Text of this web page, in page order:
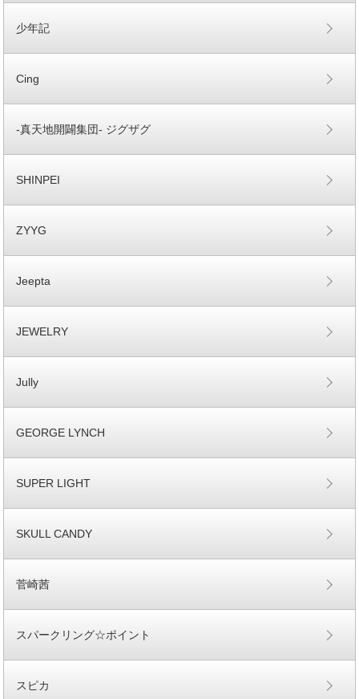
少年記
Cing
-真天地開闢集団- ジグザグ
SHINPEI
ZYYG
Jeepta
JEWELRY
Jully
GEORGE LYNCH
SUPER LIGHT
SKULL CANDY
菅崎茜
スパークリング☆ポイント
スピカ